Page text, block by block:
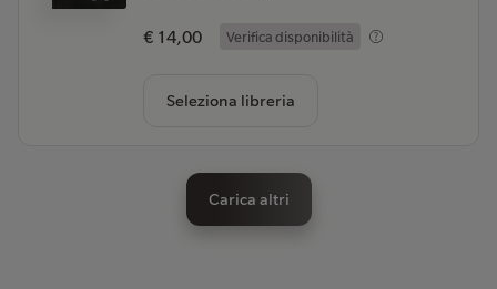
€ 14,00 Verifica disponibilità
Seleziona libreria
Carica altri